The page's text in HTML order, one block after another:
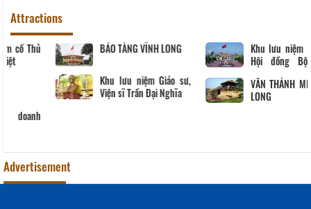
Attractions
Khu tưởng niệm cố Thủ
tướng Võ Văn Kiệt
BẢO TÀNG VĨNH LONG
Khu lưu niệm Giáo sư,
Viện sĩ Trần Đại Nghĩa
Advertisement